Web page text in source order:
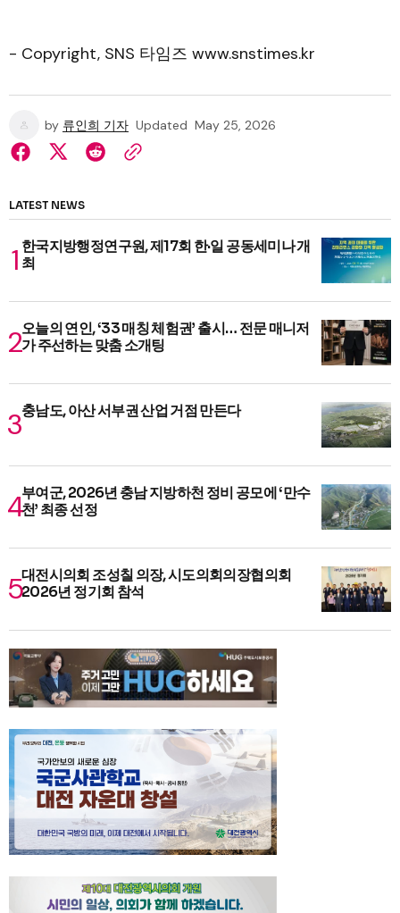
- Copyright, SNS 타임즈 www.snstimes.kr
by 류인희 기자 Updated May 25, 2026
LATEST NEWS
한국지방행정연구원, 제17회 한·일 공동세미나 개
최
오늘의 연인, ‘33 매칭 체험권’ 출시… 전문 매니저
가 주선하는 맞춤 소개팅
충남도, 아산 서부권 산업 거점 만든다
부여군, 2026년 충남 지방하천 정비 공모에 ‘만수
천’ 최종 선정
대전시의회 조성칠 의장, 시도의회의장협의회
2026년 정기회 참석